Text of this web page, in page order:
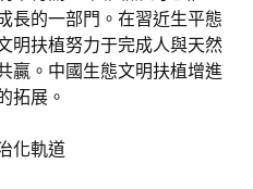
長的一部門。在習近生平態
明扶植努力于完成人與天然
贏。中國生態文明扶植增進
拓展。
化軌道